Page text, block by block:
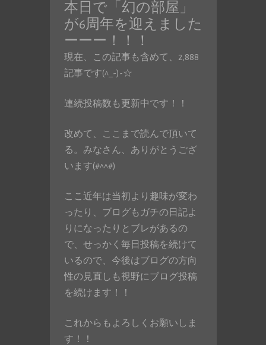
本日で「幻の部屋」
が6周年を迎えました
ーーー！！！
現在、この記事も含めて、2,888
記事です(^_-)-☆
連続投稿数も更新中です！！
改めて、ここまで読んで頂いて
る。みなさん、ありがとうござ
います(#^^#)
ここ近年は当初より趣味が変わ
ったり、ブログもガチの日記よ
りになったりとブレがあるの
で、せっかく毎日投稿を続けて
いるので、今後はブログの方向
性の見直しも視野にブログ投稿
を続けます！！
これからもよろしくお願いしま
す！！